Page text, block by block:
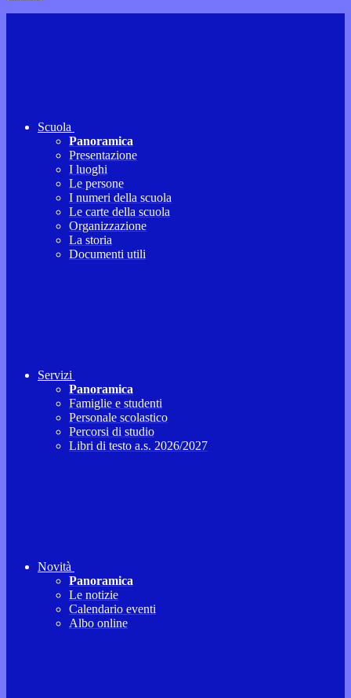
Scuola
Panoramica
Presentazione
I luoghi
Le persone
I numeri della scuola
Le carte della scuola
Organizzazione
La storia
Documenti utili
Servizi
Panoramica
Famiglie e studenti
Personale scolastico
Percorsi di studio
Libri di testo a.s. 2026/2027
Novità
Panoramica
Le notizie
Calendario eventi
Albo online